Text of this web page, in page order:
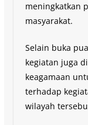
meningkatkan
masyarakat.
Selain buka
kegiatan juga
keagamaan
terhadap
wilayah